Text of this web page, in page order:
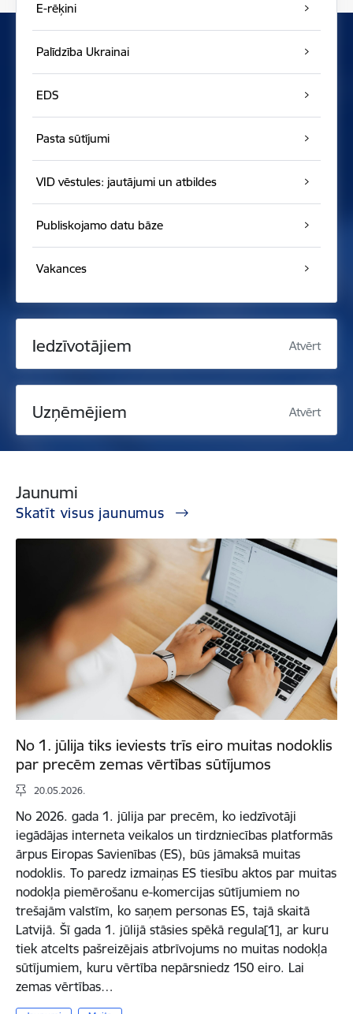
E-rēķini
Palīdzība Ukrainai
EDS
Pasta sūtījumi
VID vēstules: jautājumi un atbildes
Publiskojamo datu bāze
Vakances
Iedzīvotājiem Atvērt
Uzņēmējiem Atvērt
Jaunumi
Skatīt visus jaunumus
No 1. jūlija tiks ieviests trīs eiro muitas nodoklis
par precēm zemas vērtības sūtījumos
20.05.2026.
No 2026. gada 1. jūlija par precēm, ko iedzīvotāji
iegādājas interneta veikalos un tirdzniecības platformās
ārpus Eiropas Savienības (ES), būs jāmaksā muitas
nodoklis. To paredz izmaiņas ES tiesību aktos par muitas
nodokļa piemērošanu e-komercijas sūtījumiem no
trešajām valstīm, ko saņem personas ES, tajā skaitā
Latvijā. Šī gada 1. jūlijā stāsies spēkā regula[1], ar kuru
tiek atcelts pašreizējais atbrīvojums no muitas nodokļa
sūtījumiem, kuru vērtība nepārsniedz 150 eiro. Lai
zemas vērtības…